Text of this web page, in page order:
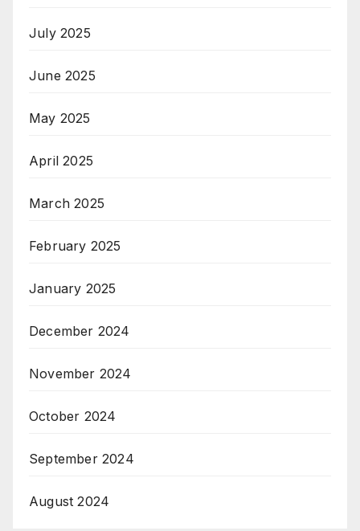
July 2025
June 2025
May 2025
April 2025
March 2025
February 2025
January 2025
December 2024
November 2024
October 2024
September 2024
August 2024